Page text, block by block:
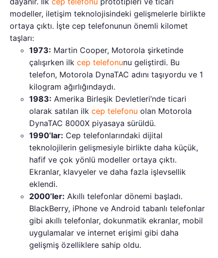
modeller, iletişim teknolojisindeki gelişmelerle birlikte
ortaya çıktı. İşte cep telefonunun önemli kilomet
taşları:
1973: Martin Cooper, Motorola şirketinde
çalışırken ilk cep telefonunu geliştirdi. Bu
telefon, Motorola DynaTAC adını taşıyordu ve 1
kilogram ağırlığındaydı.
1983: Amerika Birleşik Devletleri’nde ticari
olarak satılan ilk cep telefonu olan Motorola
DynaTAC 8000X piyasaya sürüldü.
1990’lar: Cep telefonlarındaki dijital
teknolojilerin gelişmesiyle birlikte daha küçük,
hafif ve çok yönlü modeller ortaya çıktı.
Ekranlar, klavyeler ve daha fazla işlevsellik
eklendi.
2000’ler: Akıllı telefonlar dönemi başladı.
BlackBerry, iPhone ve Android tabanlı telefonlar
gibi akıllı telefonlar, dokunmatik ekranlar, mobil
uygulamalar ve internet erişimi gibi daha
gelişmiş özelliklere sahip oldu.